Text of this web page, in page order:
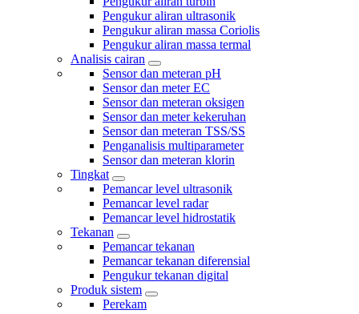
Pengukur aliran ultrasonik
Pengukur aliran massa Coriolis
Pengukur aliran massa termal
Analisis cairan
Sensor dan meteran pH
Sensor dan meter EC
Sensor dan meteran oksigen
Sensor dan meter kekeruhan
Sensor dan meteran TSS/SS
Penganalisis multiparameter
Sensor dan meteran klorin
Tingkat
Pemancar level ultrasonik
Pemancar level radar
Pemancar level hidrostatik
Tekanan
Pemancar tekanan
Pemancar tekanan diferensial
Pengukur tekanan digital
Produk sistem
Perekam